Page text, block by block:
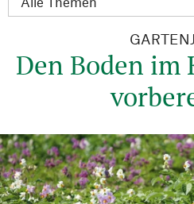
Den Boden im